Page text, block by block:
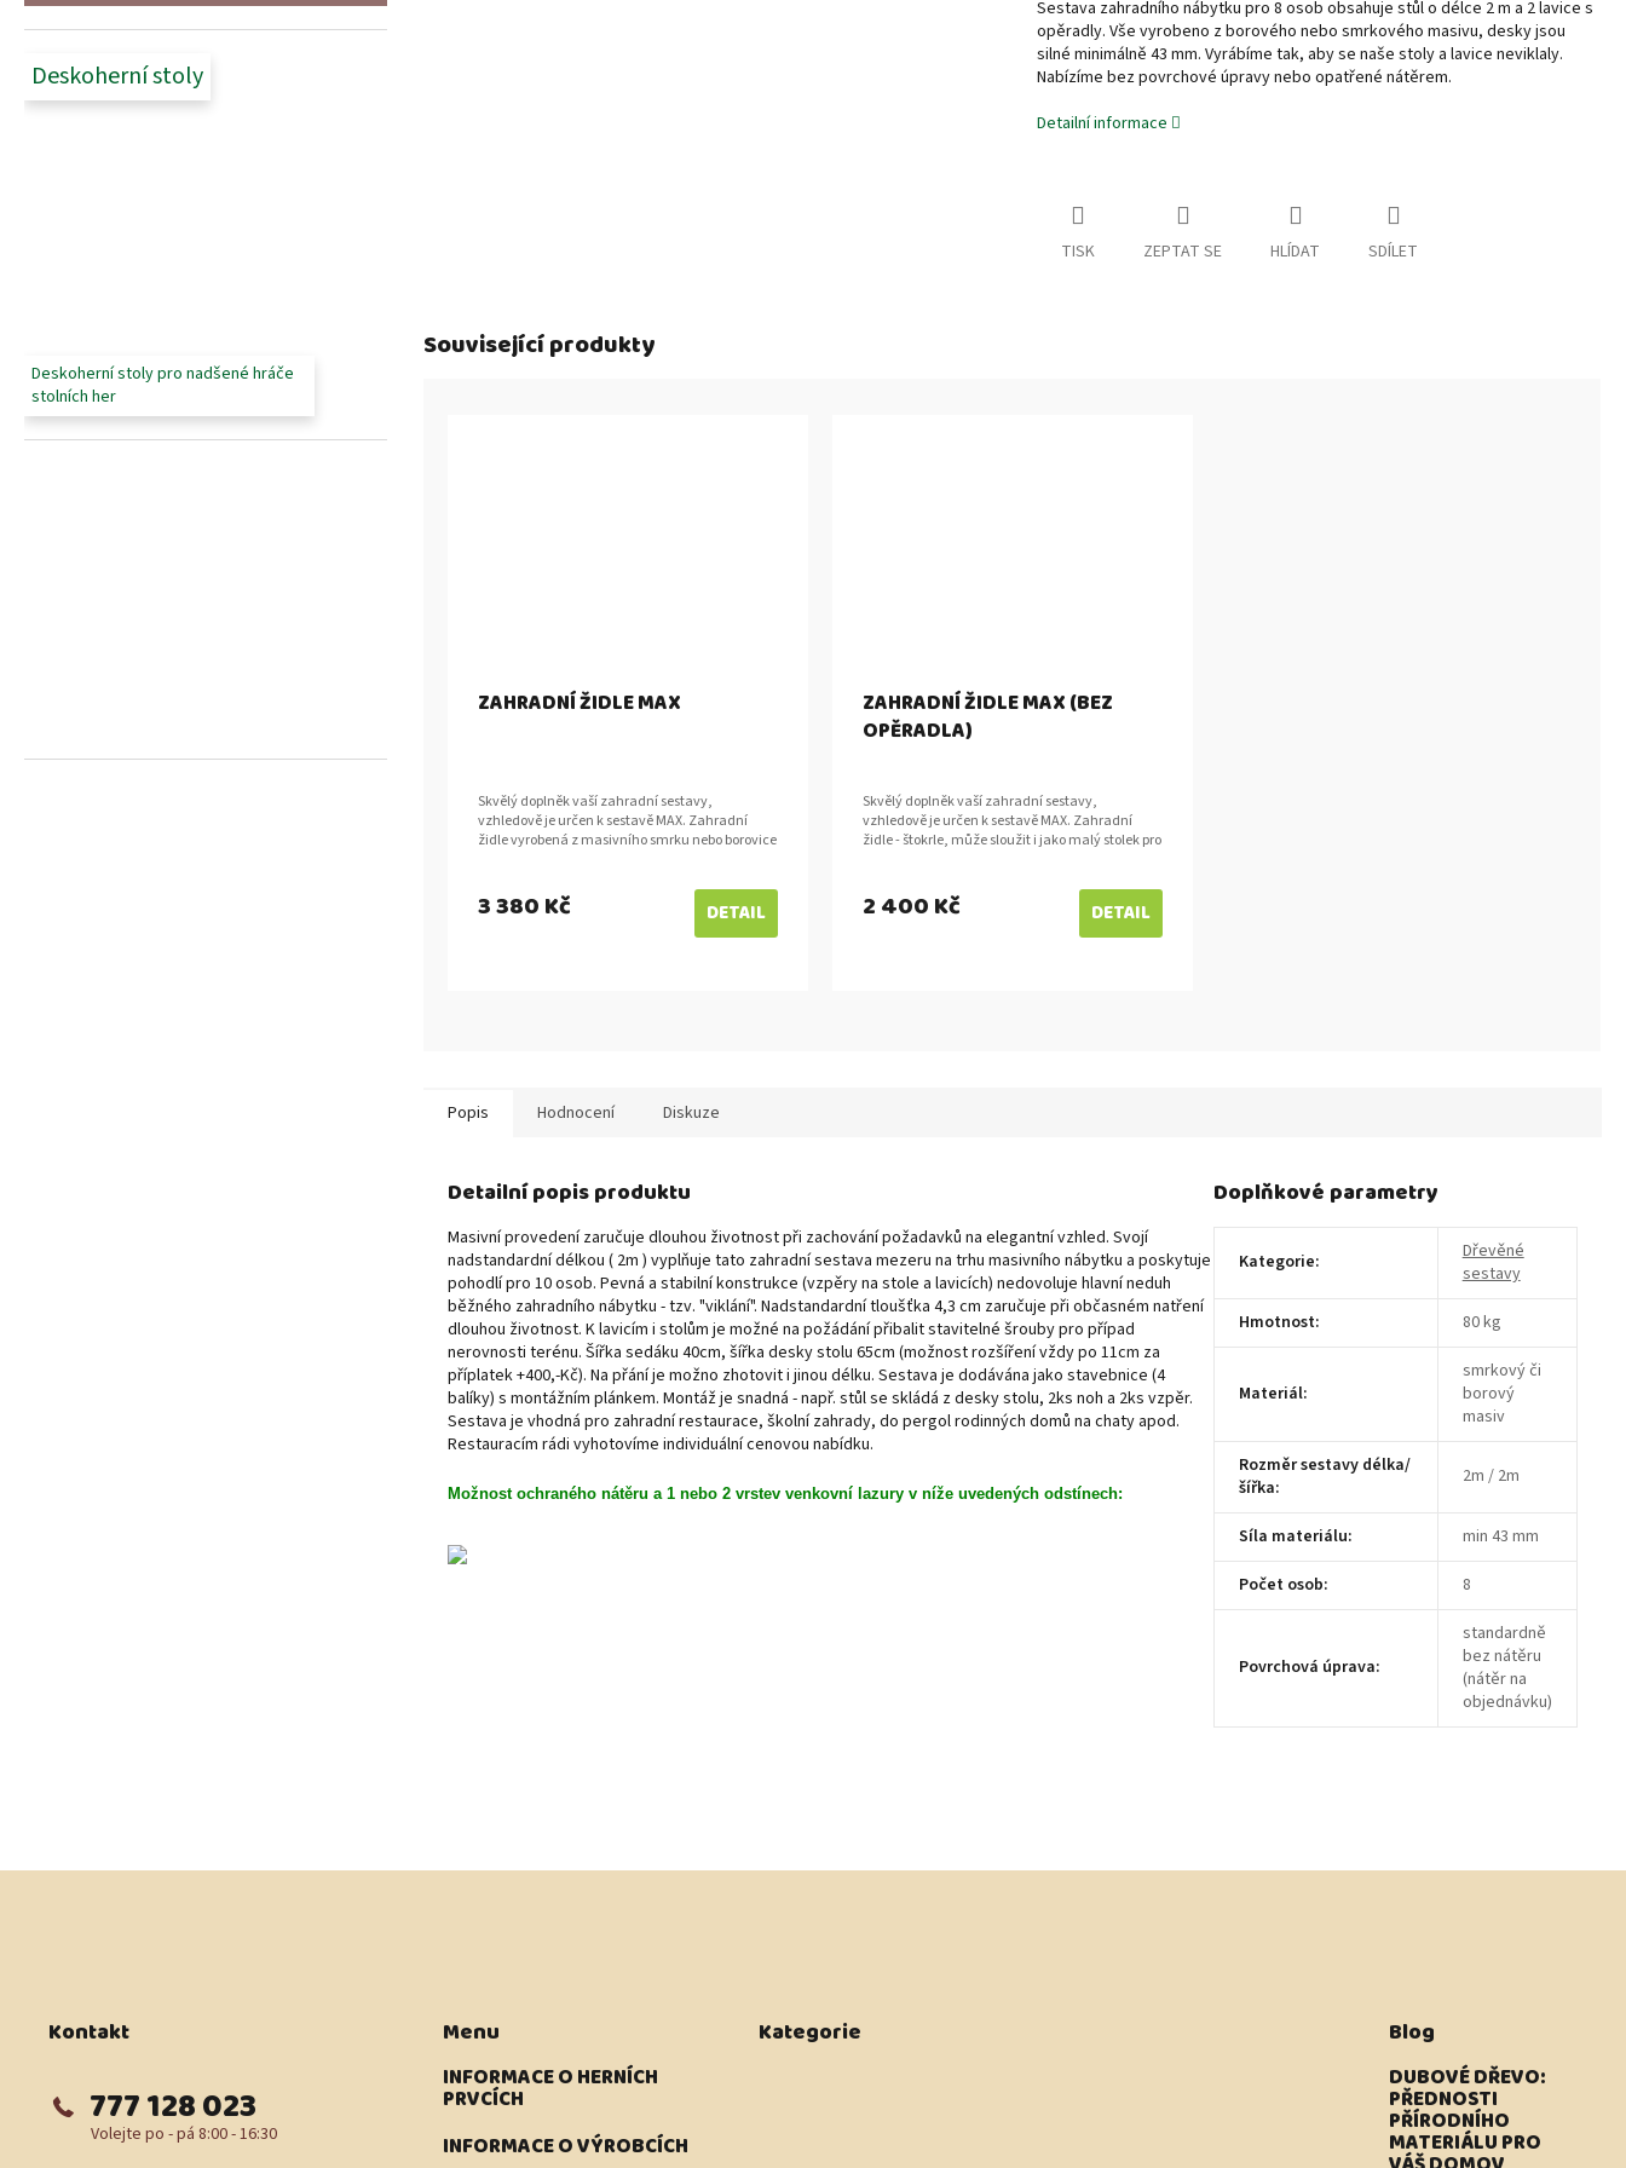
Deskoherní stoly
Deskoherní stoly pro nadšené hráče
stolních her
Sestava zahradního nábytku pro 8 osob obsahuje stůl o délce 2 m a 2 lavice s
opěradly. Vše vyrobeno z borového nebo smrkového masivu, desky jsou
silné minimálně 43 mm. Vyrábíme tak, aby se naše stoly a lavice neviklaly.
Nabízíme bez povrchové úpravy nebo opatřené nátěrem.
Detailní informace
TISK ZEPTAT SE HLÍDAT SDÍLET
Související produkty
ZAHRADNÍ ŽIDLE MAX
3 380 Kč DETAIL
Skvělý doplněk vaší zahradní sestavy,
vzhledově je určen k sestavě MAX. Zahradní
židle vyrobená z masivního smrku nebo borovice
ZAHRADNÍ ŽIDLE MAX (BEZ
OPĚRADLA)
2 400 Kč DETAIL
Skvělý doplněk vaší zahradní sestavy,
vzhledově je určen k sestavě MAX. Zahradní
židle - štokrle, může sloužit i jako malý stolek pro
Popis Hodnocení Diskuze
Detailní popis produktu
Masivní provedení zaručuje dlouhou životnost při zachování požadavků na elegantní vzhled. Svojí
nadstandardní délkou ( 2m ) vyplňuje tato zahradní sestava mezeru na trhu masivního nábytku a poskytuje
pohodlí pro 10 osob. Pevná a stabilní konstrukce (vzpěry na stole a lavicích) nedovoluje hlavní neduh
běžného zahradního nábytku - tzv. "viklání". Nadstandardní tloušťka 4,3 cm zaručuje při občasném natření
dlouhou životnost. K lavicím i stolům je možné na požádání přibalit stavitelné šrouby pro případ
nerovnosti terénu. Šířka sedáku 40cm, šířka desky stolu 65cm (možnost rozšíření vždy po 11cm za
příplatek +400,-Kč). Na přání je možno zhotovit i jinou délku. Sestava je dodávána jako stavebnice (4
balíky) s montážním plánkem. Montáž je snadná - např. stůl se skládá z desky stolu, 2ks noh a 2ks vzpěr.
Sestava je vhodná pro zahradní restaurace, školní zahrady, do pergol rodinných domů na chaty apod.
Restauracím rádi vyhotovíme individuální cenovou nabídku.
Možnost ochraného nátěru a 1 nebo 2 vrstev venkovní lazury v níže uvedených odstínech:
Doplňkové parametry
Kategorie:
Dřevěné
sestavy
Hmotnost: 80 kg
Materiál:
smrkový či
borový
masiv
Rozměr sestavy délka/
šířka: 2m / 2m
Síla materiálu:
min 43 mm
Počet osob: 8
Povrchová úprava:
standardně
bez nátěru
(nátěr na
objednávku)
Z
Kontakt
777 128 023
Menu
INFORMACE O HERNÍCH
PRVCÍCH
INFORMACE O VÝROBCÍCH
Kategorie Blog
DUBOVÉ DŘEVO:
PŘEDNOSTI
PŘÍRODNÍHO
MATERIÁLU PRO